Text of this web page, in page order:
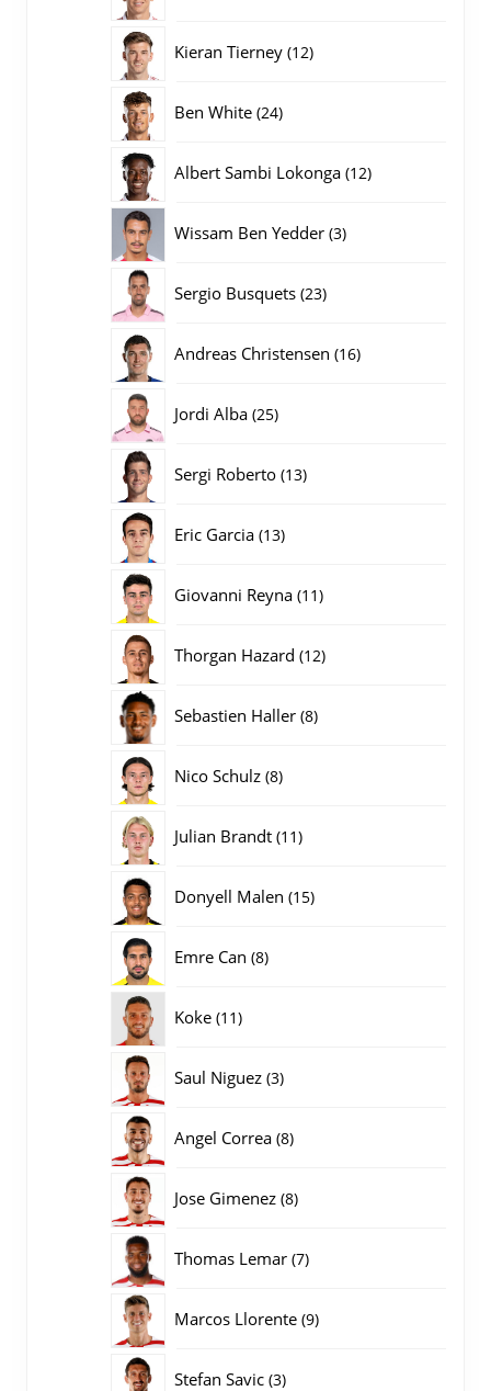
Kieran Tierney 1212
Ben White 2424
Albert Sambi Lokonga 1212
Wissam Ben Yedder 33
Sergio Busquets 2323
Andreas Christensen 1616
Jordi Alba 2525
Sergi Roberto 1313
Eric Garcia 1313
Giovanni Reyna 1111
Thorgan Hazard 1212
Sebastien Haller 88
Nico Schulz 88
Julian Brandt 1111
Donyell Malen 1515
Emre Can 88
Koke 1111
Saul Niguez 33
Angel Correa 88
Jose Gimenez 88
Thomas Lemar 77
Marcos Llorente 99
Stefan Savic 33